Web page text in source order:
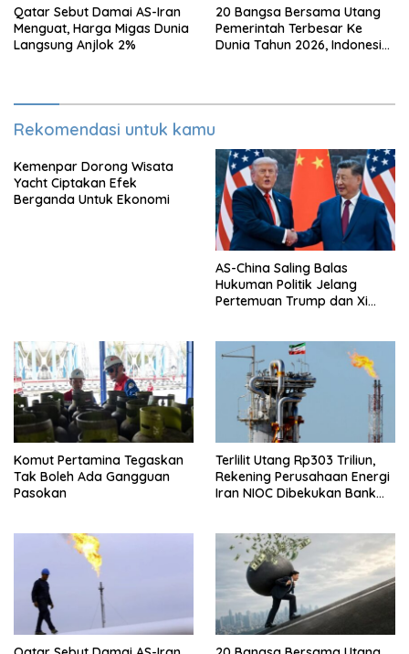
Qatar Sebut Damai AS-Iran
Menguat, Harga Migas Dunia
Langsung Anjlok 2%
20 Bangsa Bersama Utang
Pemerintah Terbesar Ke
Dunia Tahun 2026, Indonesia
Rekomendasi untuk kamu
Kemenpar Dorong Wisata
Yacht Ciptakan Efek
Berganda Untuk Ekonomi
AS-China Saling Balas
Hukuman Politik Jelang
Pertemuan Trump dan Xi
Komut Pertamina Tegaskan
Tak Boleh Ada Gangguan
Pasokan
Terlilit Utang Rp303 Triliun,
Rekening Perusahaan Energi
Iran NIOC Dibekukan Bank